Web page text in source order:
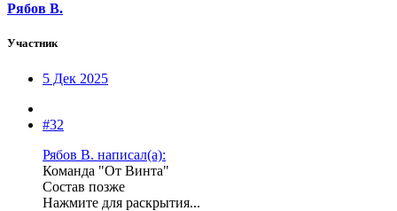
Рябов В.
Участник
5 Дек 2025
#32
Рябов В. написал(а):
Команда "От Винта"
Состав позже
Нажмите для раскрытия...